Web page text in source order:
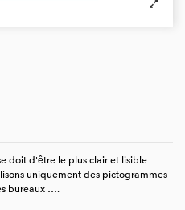
doit d'être le plus clair et lisible
uniquement des pictogrammes
bureaux ….